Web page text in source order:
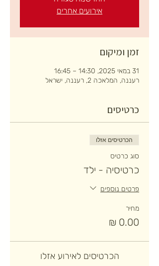
אירועים אחרים
זמן ומיקום
31 במאי 2025, 14:30 – 16:45
רעננה, המלאכה 2, רעננה, ישראל
כרטיסים
הכרטיסים אזלו
סוג כרטיס
כרטיסיה - ילד
פרטים נוספים
מחיר
הכרטיסים לאירוע אזלו